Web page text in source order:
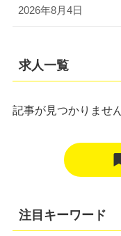
2026年8月4日
求人一覧
記事が見つかりませ
注目キーワード